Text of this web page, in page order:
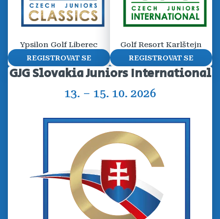
Ypsilon Golf Liberec
REGISTROVAT SE
Golf Resort Karlštejn
REGISTROVAT SE
GJG Slovakia Juniors International
13. – 15. 10. 2026